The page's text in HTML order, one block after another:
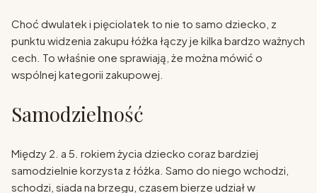
Choć dwulatek i pięciolatek to nie to samo dziecko, z
punktu widzenia zakupu łóżka łączy je kilka bardzo ważnych
cech. To właśnie one sprawiają, że można mówić o
wspólnej kategorii zakupowej.
Samodzielność
Między 2. a 5. rokiem życia dziecko coraz bardziej
samodzielnie korzysta z łóżka. Samo do niego wchodzi,
schodzi, siada na brzegu, czasem bierze udział w